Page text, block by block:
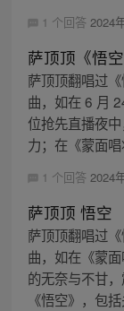
1 个回答 2024
萨顶顶《悟空
萨顶顶翻唱过
曲，如在 6 月
位抢先直播夜
力；在《蒙面
1 个回答 2024
萨顶顶 悟空
萨顶顶翻唱过
曲，如在《蒙
的无奈与不甘
《悟空》，包